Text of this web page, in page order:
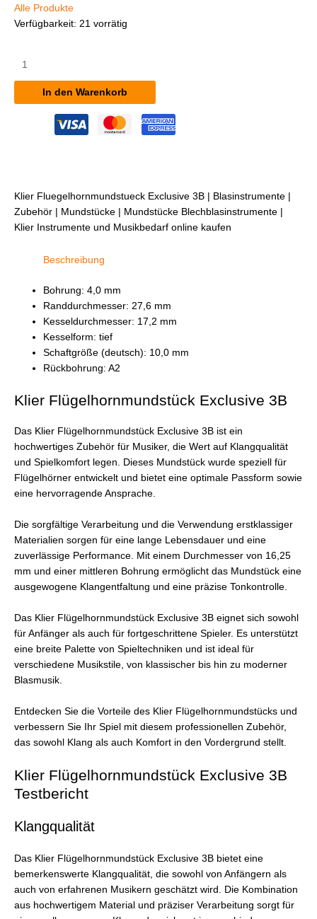
Alle Produkte
Verfügbarkeit: 21 vorrätig
Flügelhornmundstück
Exclusive
3B
In den Warenkorb
Klier Fluegelhornmundstueck Exclusive 3B | Blasinstrumente |
Zubehör | Mundstücke | Mundstücke Blechblasinstrumente |
Klier Instrumente und Musikbedarf online kaufen
Beschreibung
Bohrung: 4,0 mm
Randdurchmesser: 27,6 mm
Kesseldurchmesser: 17,2 mm
Kesselform: tief
Schaftgröße (deutsch): 10,0 mm
Rückbohrung: A2
Klier Flügelhornmundstück Exclusive 3B
Das Klier Flügelhornmundstück Exclusive 3B ist ein
hochwertiges Zubehör für Musiker, die Wert auf Klangqualität
und Spielkomfort legen. Dieses Mundstück wurde speziell für
Flügelhörner entwickelt und bietet eine optimale Passform sowie
eine hervorragende Ansprache.
Die sorgfältige Verarbeitung und die Verwendung erstklassiger
Materialien sorgen für eine lange Lebensdauer und eine
zuverlässige Performance. Mit einem Durchmesser von 16,25
mm und einer mittleren Bohrung ermöglicht das Mundstück eine
ausgewogene Klangentfaltung und eine präzise Tonkontrolle.
Das Klier Flügelhornmundstück Exclusive 3B eignet sich sowohl
für Anfänger als auch für fortgeschrittene Spieler. Es unterstützt
eine breite Palette von Spieltechniken und ist ideal für
verschiedene Musikstile, von klassischer bis hin zu moderner
Blasmusik.
Entdecken Sie die Vorteile des Klier Flügelhornmundstücks und
verbessern Sie Ihr Spiel mit diesem professionellen Zubehör,
das sowohl Klang als auch Komfort in den Vordergrund stellt.
Klier Flügelhornmundstück Exclusive 3B
Testbericht
Klangqualität
Das Klier Flügelhornmundstück Exclusive 3B bietet eine
bemerkenswerte Klangqualität, die sowohl von Anfängern als
auch von erfahrenen Musikern geschätzt wird. Die Kombination
aus hochwertigem Material und präziser Verarbeitung sorgt für